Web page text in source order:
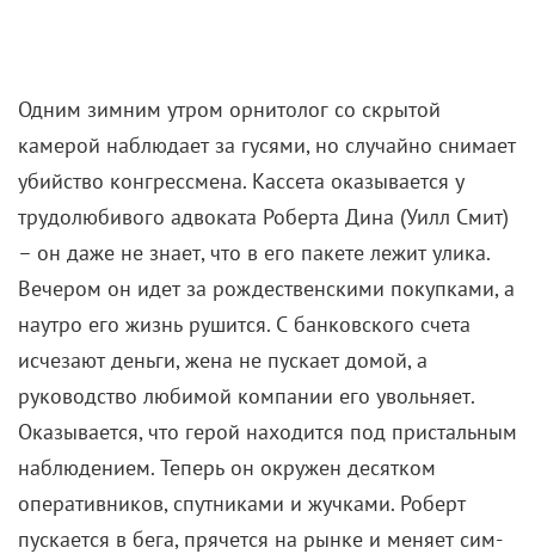
Одним зимним утром орнитолог со скрытой
камерой наблюдает за гусями, но случайно снимает
убийство конгрессмена. Кассета оказывается у
трудолюбивого адвоката Роберта Дина (Уилл Смит)
– он даже не знает, что в его пакете лежит улика.
Вечером он идет за рождественскими покупками, а
наутро его жизнь рушится. С банковского счета
исчезают деньги, жена не пускает домой, а
руководство любимой компании его увольняет.
Оказывается, что герой находится под пристальным
наблюдением. Теперь он окружен десятком
оперативников, спутниками и жучками. Роберт
пускается в бега, прячется на рынке и меняет сим-